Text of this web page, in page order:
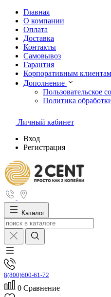
Главная
О компании
Оплата
Доставка
Контакты
Самовывоз
Гарантия
Корпоративным клиентам
Дополнение
Пользовательское
Политика
Личный кабинет
Вход
Регистрация
Каталог
8(800)600-61-72
0 Сравнение